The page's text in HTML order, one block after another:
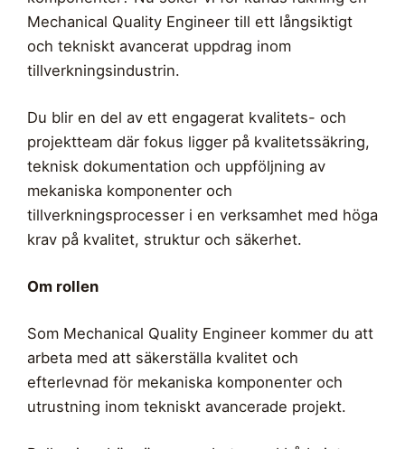
Mechanical Quality Engineer till ett långsiktigt
och tekniskt avancerat uppdrag inom
tillverkningsindustrin.
Du blir en del av ett engagerat kvalitets- och
projektteam där fokus ligger på kvalitetssäkring,
teknisk dokumentation och uppföljning av
mekaniska komponenter och
tillverkningsprocesser i en verksamhet med höga
krav på kvalitet, struktur och säkerhet.
Om rollen
Som Mechanical Quality Engineer kommer du att
arbeta med att säkerställa kvalitet och
efterlevnad för mekaniska komponenter och
utrustning inom tekniskt avancerade projekt.